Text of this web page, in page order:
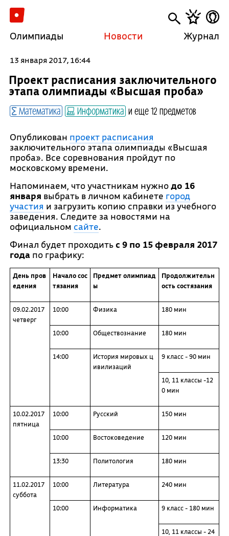
Олимпиады Новости Журнал
13 января 2017, 16:44
Проект расписания заключительного
этапа олимпиады «Высшая проба»
Математика Информатика и еще 12 предметов
Опубликован проект расписания
заключительного этапа олимпиады «Высшая
проба». Все соревнования пройдут по
московскому времени.
Напоминаем, что участникам нужнодо 16
января выбрать в личном кабинете город
участия и загрузить копию справки из учебного
заведения. Следите за новостями на
официальном сайте.
Финал будет проходитьс 9 по 15 февраля 2017
годапо графику:
День пров
едения
Начало сос
тязания
Предмет олимпиад
ы
Продолжительн
ость состязания
09.02.2017
четверг
10:00 Физика 180 мин
10:00 Обществознание 180 мин
14:00
История мировых ц
ивилизаций
9 класс - 90 мин
10, 11 классы -12
0 мин
10.02.2017
пятница
10:00 Русский 150 мин
10:00 Востоковедение 120 мин
13:30 Политология 180 мин
11.02.2017
суббота
10:00 Литература 240 мин
10:00 Информатика 9 класс - 180 мин
10, 11 классы - 24